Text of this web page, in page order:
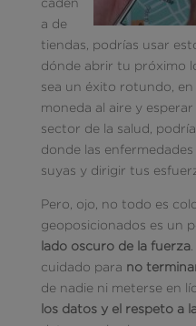
a de
tiendas, podrías usar
dónde abrir tu próximo
sea un éxito rotundo,
moneda al aire y
sector de la salud,
donde las
suyas y dirigir tus
Pero, ojo, no todo es
geoposicionados es un
lado oscuro de la fuerza
cuidado para no
de nadie ni meterse en
los datos y el respeto a